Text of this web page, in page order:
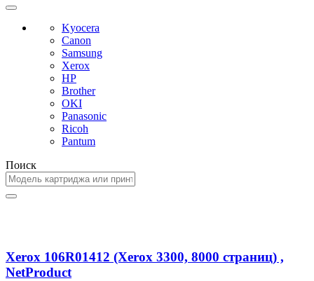
Kyocera
Canon
Samsung
Xerox
HP
Brother
OKI
Panasonic
Ricoh
Pantum
Поиск
Xerox 106R01412 (Xerox 3300, 8000 страниц) ,
NetProduct